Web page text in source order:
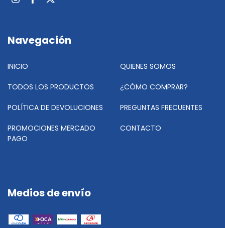
Navegación
INICIO QUIENES SOMOS
TODOS LOS PRODUCTOS ¿CÓMO COMPRAR?
POLÍTICA DE DEVOLUCIONES PREGUNTAS FRECUENTES
PROMOCIONES MERCADO
PAGO
CONTACTO
Medios de envío